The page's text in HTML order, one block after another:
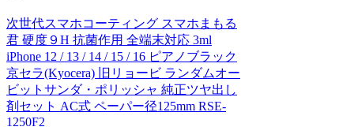
次世代スマホコーティング スマホまもる
君 硬度９H 抗菌作用 全端末対応 3ml
iPhone 12 / 13 / 14 / 15 / 16 ピアノブラック
京セラ(Kyocera) 旧リョービ ランダムオー
ビットサンダ・ポリッシャ 純正ツヤ出し
剤セット AC式 ペーパー径125mm RSE-
1250F2